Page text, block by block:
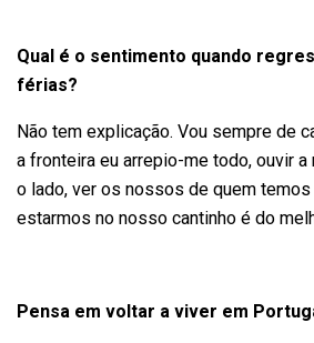
Qual é o sentimento quando
férias?
Não tem explicação. Vou sempre de
a fronteira eu arrepio-me todo, ouvir
o lado, ver os nossos de quem
estarmos no nosso cantinho é do
Pensa em voltar a viver em